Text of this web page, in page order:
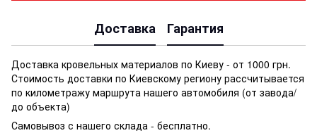
Доставка Гарантия
Доставка кровельных материалов по Киеву - от 1000 грн.
Стоимость доставки по Киевскому региону рассчитывается
по километражу маршрута нашего автомобиля (от завода/
до объекта)
Самовывоз с нашего склада - бесплатно.